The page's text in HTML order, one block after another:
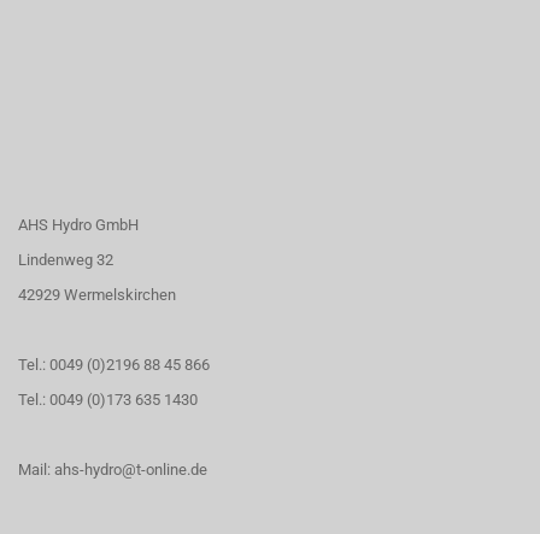
AHS Hydro GmbH
Lindenweg 32
42929 Wermelskirchen
Tel.: 0049 (0)2196 88 45 866
Tel.: 0049 (0)173 635 1430
Mail: ahs-hydro@t-online.de